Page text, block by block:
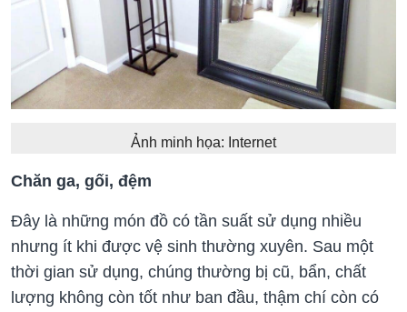
Ảnh minh họa: Internet
Chăn ga, gối, đệm
Đây là những món đồ có tần suất sử dụng nhiều
nhưng ít khi được vệ sinh thường xuyên. Sau một
thời gian sử dụng, chúng thường bị cũ, bẩn, chất
lượng không còn tốt như ban đầu, thậm chí còn có